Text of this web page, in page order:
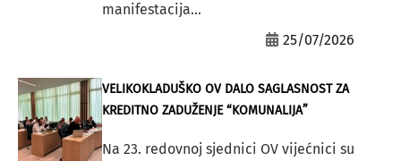
manifestacija...
25/07/2026
VELIKOKLADUŠKO OV DALO SAGLASNOST ZA
KREDITNO ZADUŽENJE “KOMUNALIJA”
Na 23. redovnoj sjednici OV vijećnici su